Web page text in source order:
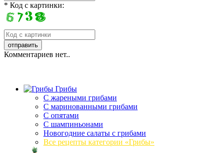
* Код с картинки:
Комментариев нет..
Грибы
C жареными грибами
C маринованными грибами
C опятами
C шампиньонами
Новогодние салаты с грибами
Все рецепты категории «Грибы»